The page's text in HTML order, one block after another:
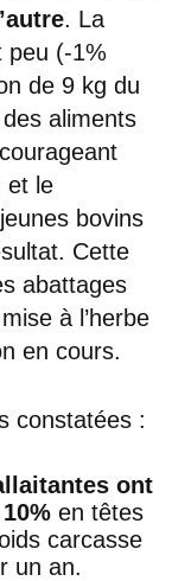
. La
peu (-1%
de 9 kg du
aliments
et le
bovins
Cette
abattages
à l’herbe
en cours.
constatées :
ont
en têtes
carcasse
un an.